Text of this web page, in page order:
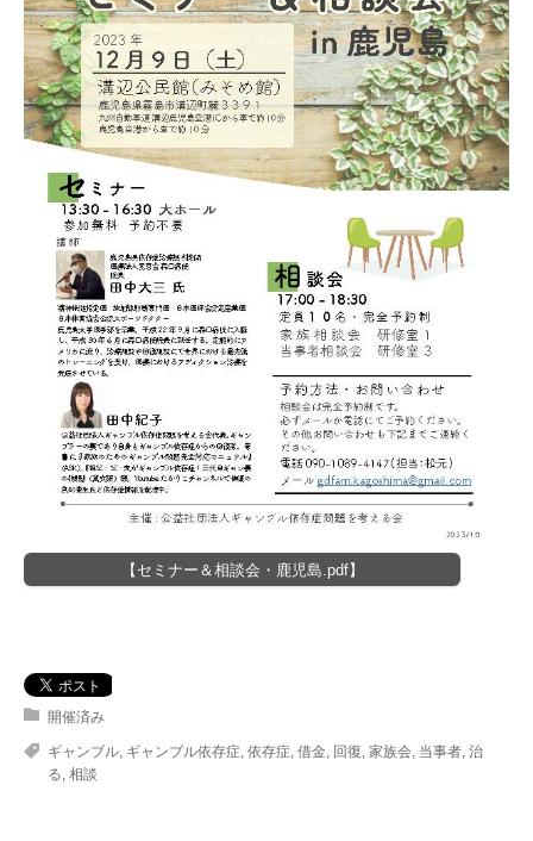
【セミナー＆相談会・鹿児島.pdf】
開催済み
ギャンブル ギャンブル依存症 依存症 借金 回復 家族会 当事者 治
る 相談
言語選択/Select Language:English